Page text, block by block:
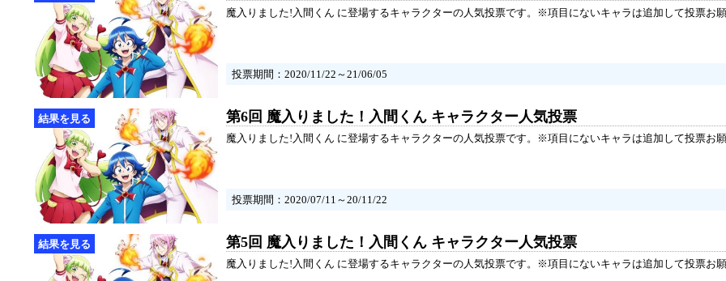
魔入りました!入間くん に登場するキャラクターの人気投票です。※項目にないキャラは追加して投票お
投票期間：2020/11/22～21/06/05
第6回 魔入りました！入間くん キャラクター人気投票
魔入りました!入間くん に登場するキャラクターの人気投票です。※項目にないキャラは追加して投票お
投票期間：2020/07/11～20/11/22
第5回 魔入りました！入間くん キャラクター人気投票
魔入りました!入間くん に登場するキャラクターの人気投票です。※項目にないキャラは追加して投票お